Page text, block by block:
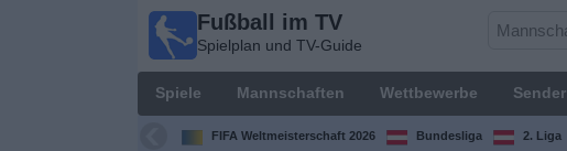
Fußball im TV
Spielplan und TV-Guide
Spiele Mannschaften Wettbewerbe Sender
FIFA Weltmeisterschaft 2026 Bundesliga 2. Liga